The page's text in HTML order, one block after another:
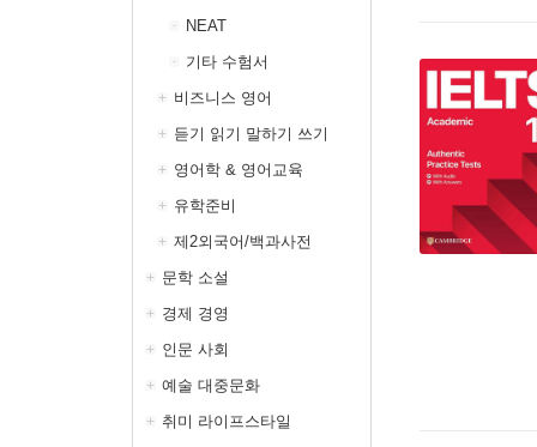
NEAT
기타 수험서
비즈니스 영어
듣기 읽기 말하기 쓰기
영어학 & 영어교육
유학준비
제2외국어/백과사전
문학 소설
경제 경영
인문 사회
예술 대중문화
취미 라이프스타일